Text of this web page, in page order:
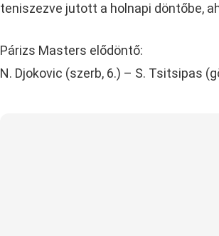
teniszezve jutott a holnapi döntőbe,
Párizs Masters elődöntő:
N. Djokovic (szerb, 6.) – S. Tsitsipas